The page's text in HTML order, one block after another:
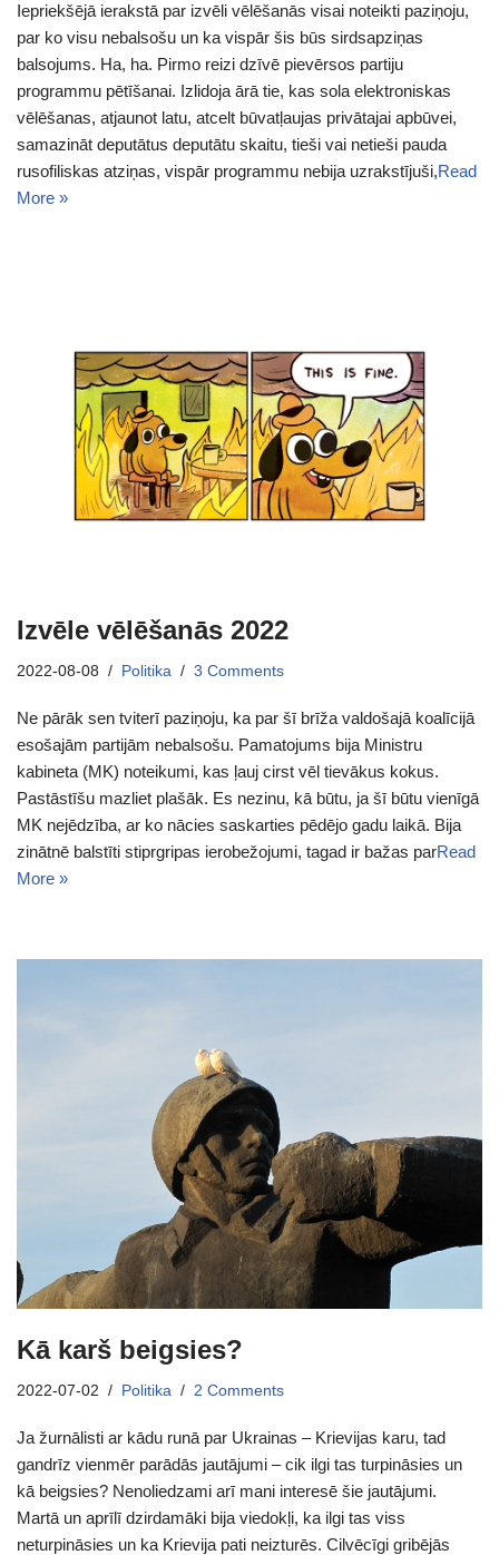
Iepriekšējā ierakstā par izvēli vēlēšanās visai noteikti paziņoju,
par ko visu nebalsošu un ka vispār šis būs sirdsapziņas
balsojums. Ha, ha. Pirmo reizi dzīvē pievērsos partiju
programmu pētīšanai. Izlidoja ārā tie, kas sola elektroniskas
vēlēšanas, atjaunot latu, atcelt būvatļaujas privātajai apbūvei,
samazināt deputātus deputātu skaitu, tieši vai netieši pauda
rusofiliskas atziņas, vispār programmu nebija uzrakstījuši,Read
More »
Izvēle vēlēšanās 2022
2022-08-08 Politika 3 Comments
Ne pārāk sen tviterī paziņoju, ka par šī brīža valdošajā koalīcijā
esošajām partijām nebalsošu. Pamatojums bija Ministru
kabineta (MK) noteikumi, kas ļauj cirst vēl tievākus kokus.
Pastāstīšu mazliet plašāk. Es nezinu, kā būtu, ja šī būtu vienīgā
MK nejēdzība, ar ko nācies saskarties pēdējo gadu laikā. Bija
zinātnē balstīti stiprgripas ierobežojumi, tagad ir bažas parRead
More »
Kā karš beigsies?
2022-07-02 Politika 2 Comments
Ja žurnālisti ar kādu runā par Ukrainas – Krievijas karu, tad
gandrīz vienmēr parādās jautājumi – cik ilgi tas turpināsies un
kā beigsies? Nenoliedzami arī mani interesē šie jautājumi.
Martā un aprīlī dzirdamāki bija viedokļi, ka ilgi tas viss
neturpināsies un ka Krievija pati neizturēs. Cilvēcīgi gribējās